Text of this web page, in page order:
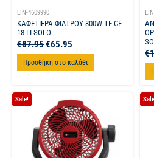
EIN-4609990
ΚΑΦΕΤΙΕΡΑ ΦΙΛΤΡΟΥ 300W TE-CF
18 LI-SOLO
€87.95€65.95
Προσθήκη στο καλάθι
€
Sale!